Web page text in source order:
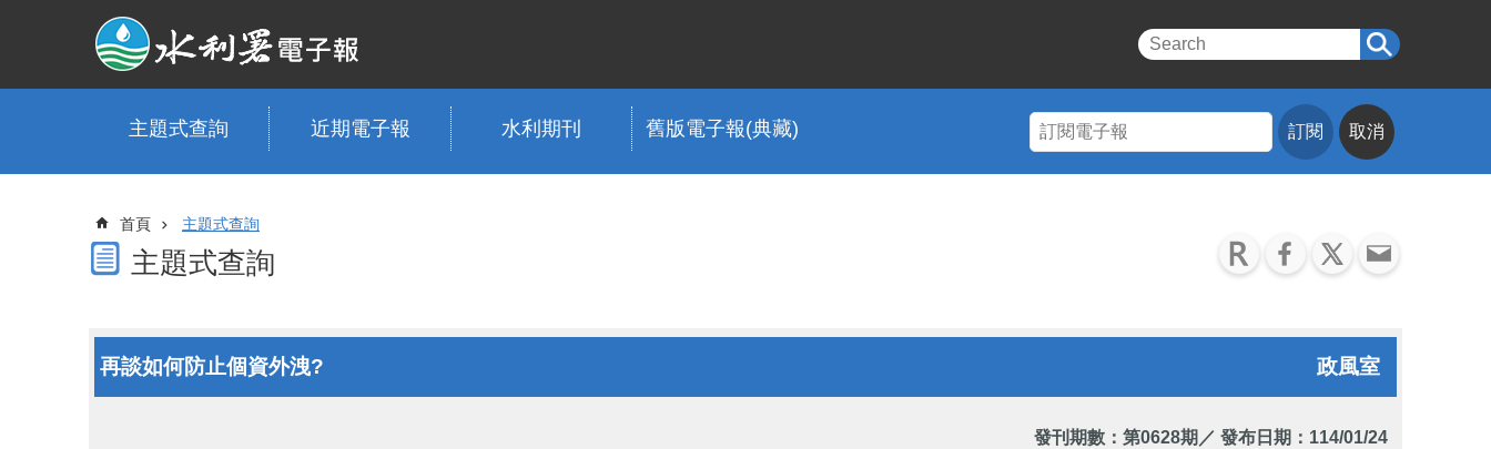
跳到主要內容區塊
主題式查詢 近期電子報 水利期刊 舊版電子報(典藏) 訂閱 取消
首頁 主題式查詢
主題式查詢
再談如何防止個資外洩? 政風室
發刊期數： 第0628期 ／ 發布日期：114/01/24